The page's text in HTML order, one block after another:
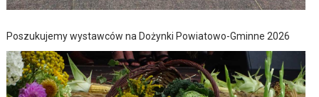
Poszukujemy wystawców na Dożynki Powiatowo-Gminne 2026